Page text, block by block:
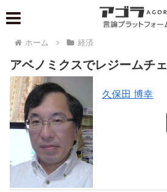
ホーム 経済
アベノミクスでレジームチ
久保田 博幸